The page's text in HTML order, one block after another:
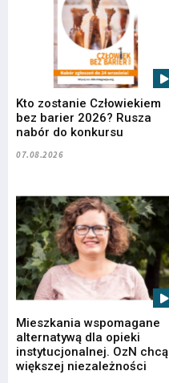
Kto zostanie Człowiekiem
bez barier 2026? Rusza
nabór do konkursu
07.08.2026
Mieszkania wspomagane
alternatywą dla opieki
instytucjonalnej. OzN chcą
większej niezależności